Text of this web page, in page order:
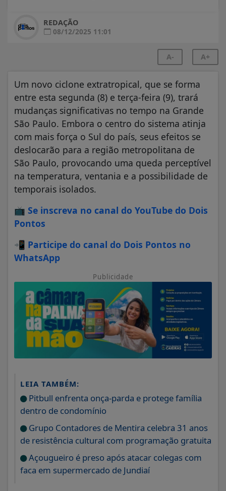
REDAÇÃO
08/12/2025 11:01
A- A+
Um novo ciclone extratropical, que se forma
entre esta segunda (8) e terça-feira (9), trará
mudanças significativas no tempo na Grande
São Paulo. Embora o centro do sistema atinja
com mais força o Sul do país, seus efeitos se
deslocarão para a região metropolitana de
São Paulo, provocando uma queda perceptível
na temperatura, ventania e a possibilidade de
temporais isolados.
📺 Se inscreva no canal do YouTube do Dois
Pontos
📲 Participe do canal do Dois Pontos no
WhatsApp
Publicidade
LEIA TAMBÉM:
Pitbull enfrenta onça-parda e protege família
dentro de condomínio
Grupo Contadores de Mentira celebra 31 anos
de resistência cultural com programação gratuita
Açougueiro é preso após atacar colegas com
faca em supermercado de Jundiaí